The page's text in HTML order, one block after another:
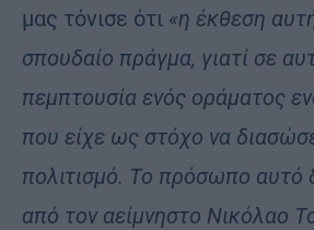
μας τόνισε ότι «η έκθεση
σπουδαίο πράγμα, γιατί σε
πεμπτουσία ενός οράματος
που είχε ως στόχο να
πολιτισμό. Το πρόσωπο αυτό
από τον αείμνηστο Νικόλαο